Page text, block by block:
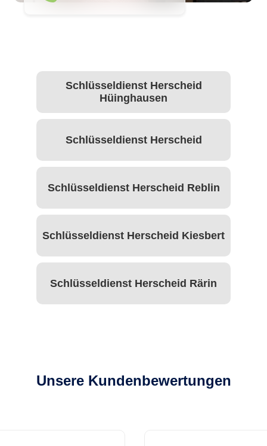
Schlüsseldienst Herscheid
Hüinghausen
Schlüsseldienst Herscheid
Schlüsseldienst Herscheid Reblin
Schlüsseldienst Herscheid Kiesbert
Schlüsseldienst Herscheid Rärin
Unsere Kundenbewertungen